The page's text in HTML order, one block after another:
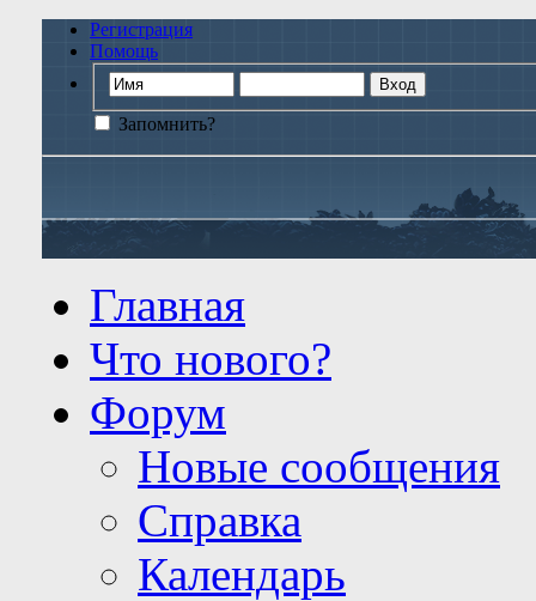
Регистрация
Помощь
Запомнить?
Главная
Что нового?
Форум
Новые сообщения
Справка
Календарь